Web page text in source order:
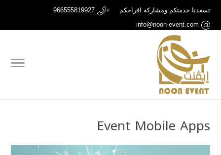
تسعدنا خدمتكم ومشاركة افراحكم
+966555819927
info@noon-event.com
Event Mobile Apps